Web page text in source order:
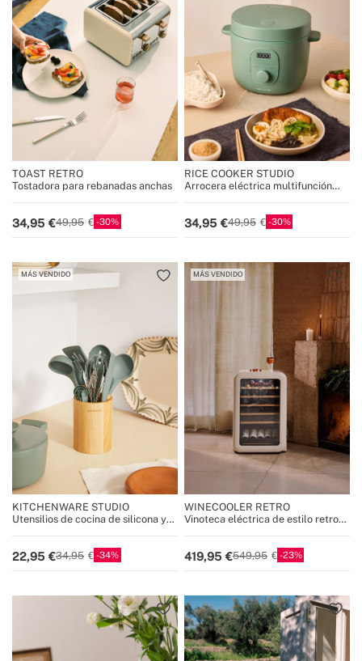
TOAST RETRO
Tostadora para rebanadas anchas
34,95 49,95 30
RICE COOKER STUDIO
Arrocera eléctrica multifunción
34,95 49,95 30
MÁS VENDIDO
KITCHENWARE STUDIO
Utensilios de cocina de silicona y
22,95 34,95 34
MÁS VENDIDO
WINECOOLER RETRO
Vinoteca eléctrica de estilo retro
419,95 549,95 23